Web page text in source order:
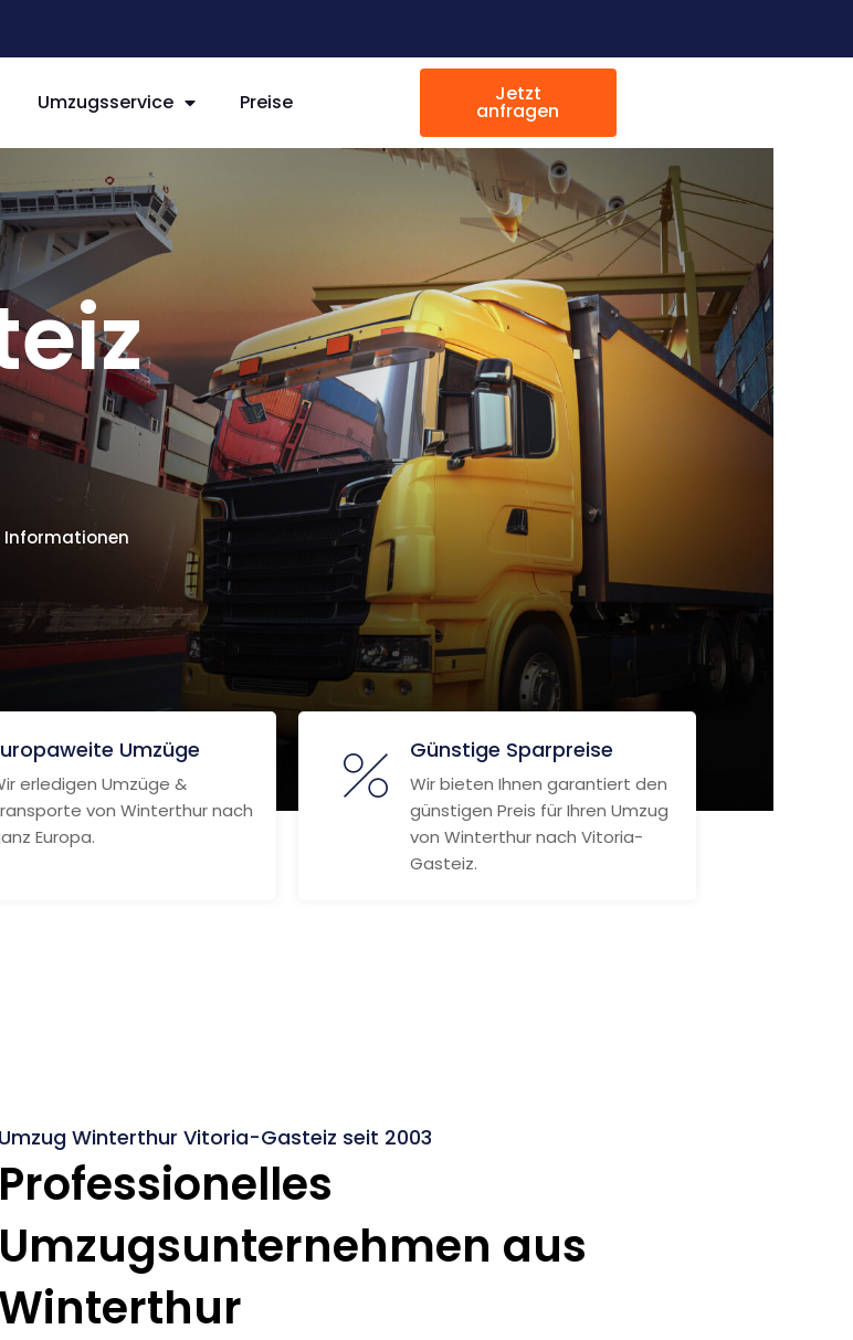
Umzugsservice Preise Jetzt
anfragen
Informationen
Umzüge
erledigen Umzüge &
von Winterthur nach
Europa.
Günstige Sparpreise
Wir bieten Ihnen garantiert den
günstigen Preis für Ihren Umzug
von Winterthur nach Vitoria-
Gasteiz.
Umzug Winterthur Vitoria-Gasteiz seit 2003
Professionelles
Umzugsunternehmen aus
Winterthur